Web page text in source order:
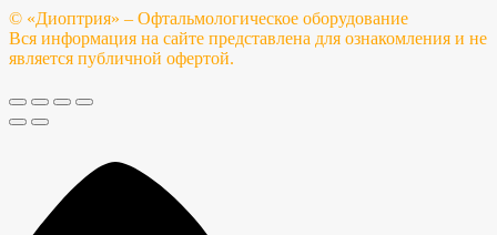
© «Диоптрия» – Офтальмологическое оборудование
Вся информация на сайте представлена для ознакомления и не
является публичной офертой.